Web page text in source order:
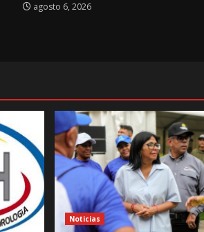
agosto 6, 2026
Noticias